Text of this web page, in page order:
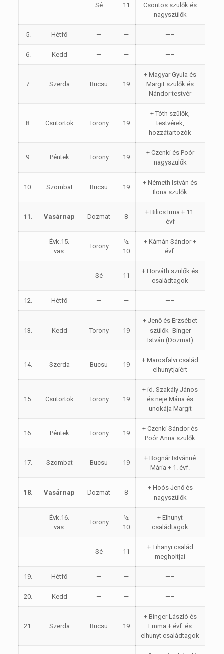
Sé 11
Csontos szülők és
nagyszülők
5. Hétfő — — —–
6. Kedd — — —–
7. Szerda Bucsu 19
+ Magyar Gyula és
Margit szülők és
Nándor testvér
8. Csütörtök Torony 19
+ Tóth szülők,
testvérek,
hozzátartozók
9. Péntek Torony 19
+ Czenki és Poór
nagyszülők
10. Szombat Bucsu 19
+ Németh István és
Ilona szülők
11. Vasárnap Dozmat 8
+ Bilics Irma + 11.
évf
Évk.15.
vas.
Torony
½
10
+ Kámán Sándor +
évf.
Sé 11
+ Horváth szülők és
családtagok
12. Hétfő — — —–
13. Kedd Torony 19
+ Jenő és Erzsébet
szülők- Binger
István (Dozmat)
14. Szerda Bucsu 19
+ Marosfalvi család
elhunytjaiért
15. Csütörtök Torony 19
+ id. Szakály János
és neje Mária és
unokája Margit
16. Péntek Torony 19
+ Czenki Sándor és
Poór Anna szülők
17. Szombat Bucsu 19
+ Bognár Istvánné
Mária + 1. évf.
18. Vasárnap Dozmat 8
+ Hoós Jenő és
nagyszülők
Évk.16.
vas.
Torony
½
10
+ Elhunyt
családtagok
Sé 11
+ Tihanyi család
megholtjai
19. Hétfő — — —–
20. Kedd — — —–
21. Szerda Bucsu 19
+ Binger László és
Emma + évf. és
elhunyt családtagok